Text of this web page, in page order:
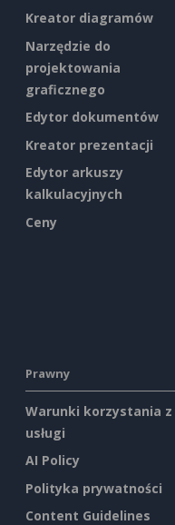
Kreator diagramów
Narzędzie do
projektowania
graficznego
Edytor dokumentów
Kreator prezentacji
Edytor arkuszy
kalkulacyjnych
Ceny
Prawny
Warunki korzystania z
usługi
AI Policy
Polityka prywatności
Content Guidelines